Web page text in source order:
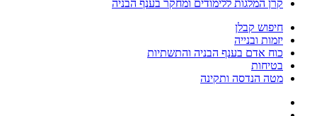
קרן המלגות ללימודים ומחקר בענף הבניה
חיפוש קבלן
יזמות ובנייה
כוח אדם בענף הבניה והתשתיות
בטיחות
מטה הנדסה ותקינה